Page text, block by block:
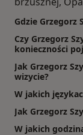
Gdzie Grzegorz
Czy Grzegorz
konieczności
Jak Grzegorz
wizycie?
W jakich
Jak Grzegorz
W jakich